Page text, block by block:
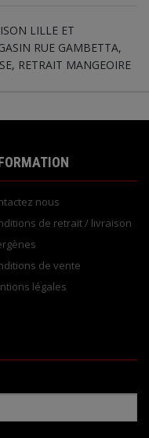
LILLE ET
RUE GAMBETTA,
RETRAIT MANGEOIRE
nous
de retrait / livraison
de vente
légales